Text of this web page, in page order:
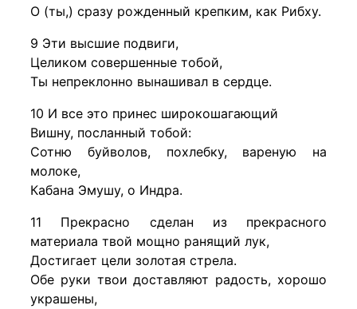
О (ты,) сразу рожденный крепким, как Рибху.
9 Эти высшие подвиги,
Целиком совершенные тобой,
Ты непреклонно вынашивал в сердце.
10 И все это принес широкошагающий
Вишну, посланный тобой:
Сотню буйволов, похлебку, вареную на
молоке,
Кабана Эмушу, о Индра.
11 Прекрасно сделан из прекрасного
материала твой мощно ранящий лук,
Достигает цели золотая стрела.
Обе руки твои доставляют радость, хорошо
украшены,